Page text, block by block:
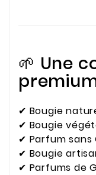
🌱 Une
✔ Bougie
✔ Bougie
✔ Parfum sans
✔ Bougie
✔ Parfums de